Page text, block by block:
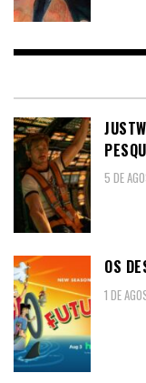
5 DE
OS
1 DE